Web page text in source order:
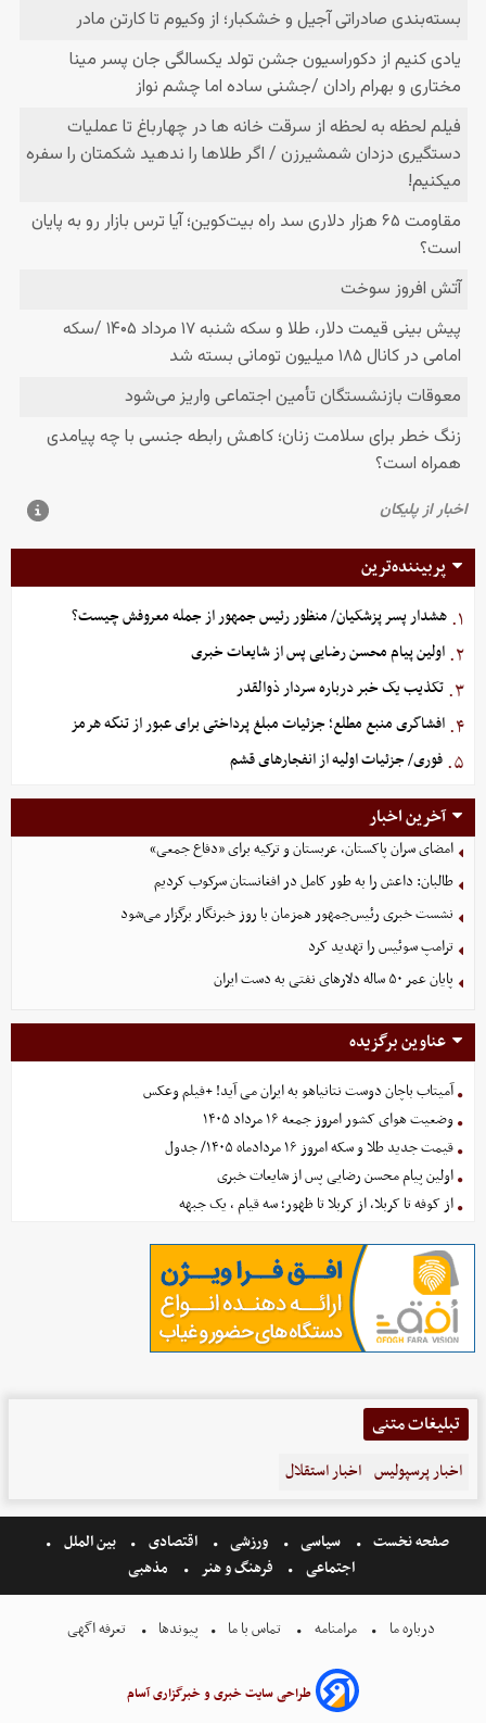
پربیننده‌ترین
۱. هشدار پسر پزشکیان/ منظور رئیس جمهور از جمله معروفش چیست؟
۲. اولین پیام محسن رضایی پس از شایعات خبری
۳. تکذیب یک خبر درباره سردار ذوالقدر
۴. افشاگری منبع مطلع؛ جزئیات مبلغ پرداختی برای عبور از تنگه هرمز
۵. فوری/ جزئیات اولیه از انفجارهای قشم
آخرین اخبار
امضای سران پاکستان، عربستان و ترکیه برای «دفاع جمعی»
طالبان: داعش را به طور کامل در افغانستان سرکوب کردیم
نشست خبری رئیس‌جمهور همزمان با روز خبرنگار برگزار می‌شود
ترامپ سوئیس را تهدید کرد
پایان عمر ۵۰ ساله دلارهای نفتی به دست ایران
عناوین برگزیده
آمیتاب باچان دوست نتانیاهو به ایران می آید! +فیلم وعکس
وضعیت هوای کشور امروز جمعه ۱۶ مرداد ۱۴۰۵
قیمت جدید طلا و سکه امروز ۱۶ مردادماه ۱۴۰۵/ جدول
اولین پیام محسن رضایی پس از شایعات خبری
از کوفه تا کربلا، از کربلا تا ظهور؛ سه قیام ، یک جبهه
تبلیغات متنی
اخبار پرسپولیس اخبار استقلال
صفحه نخست سیاسی ورزشی اقتصادی
بین الملل
اجتماعی
فرهنگ و هنر مذهبی
درباره ما مرامنامه تماس با ما پیوندها تعرفه اگهی
طراحی سایت خبری و خبرگزاری آسام